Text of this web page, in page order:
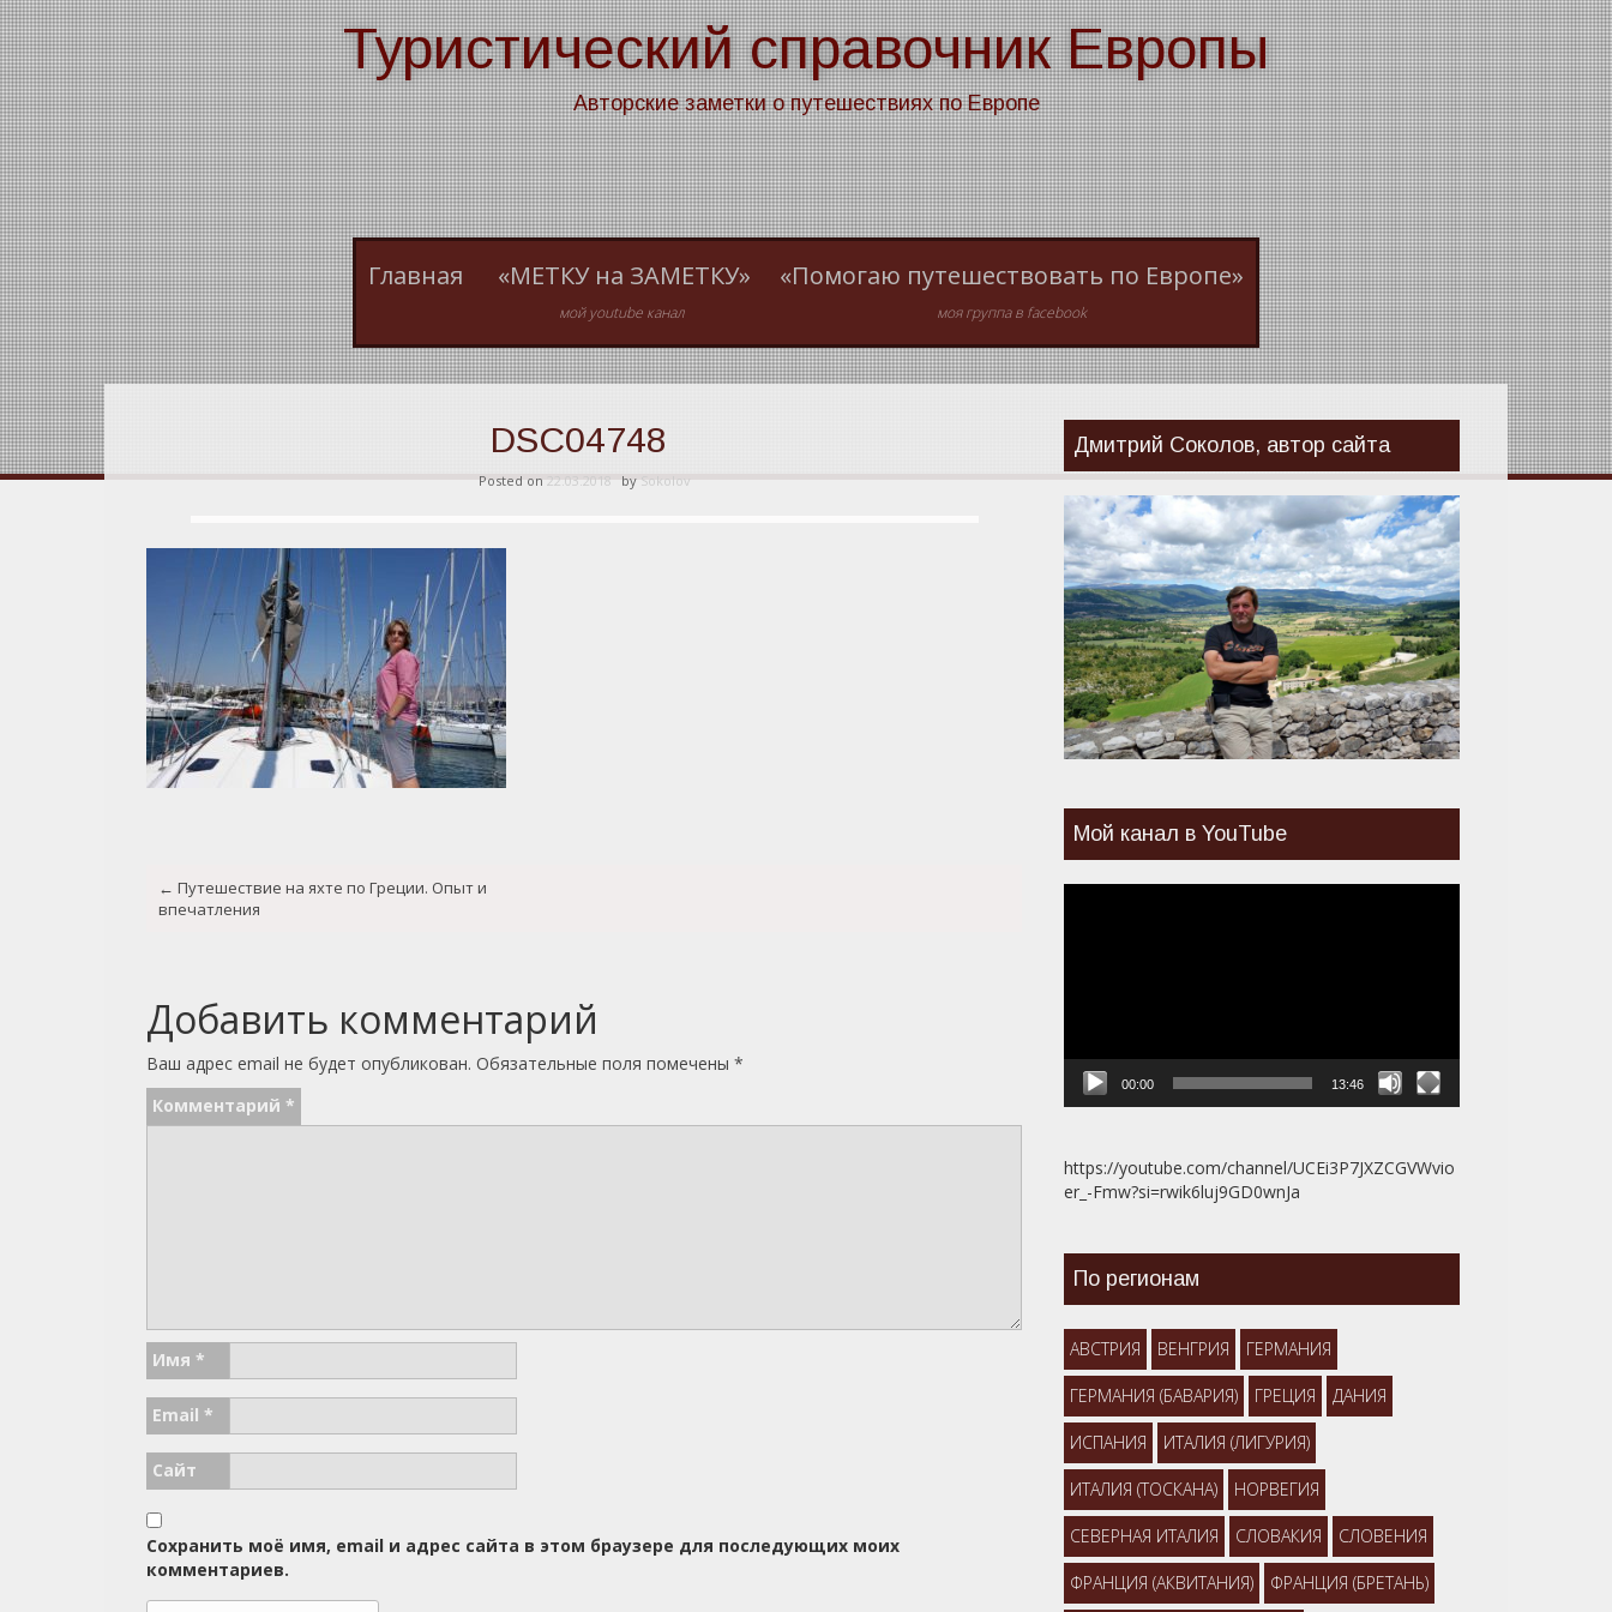
Skip
to
content
Туристический справочник Европы
Авторские заметки о путешествиях по Европе
Главная «МЕТКУ на ЗАМЕТКУ»
мой youtube канал
«Помогаю путешествовать по Европе»
моя группа в facebook
DSC04748
Posted on 22.03.2018 by Sokolov
navigation
← Путешествие на яхте по Греции. Опыт и
впечатления
Добавить комментарий
Ваш адрес email не будет опубликован. Обязательные поля помечены *
Комментарий *
Имя *
Email *
Сайт
Сохранить моё имя, email и адрес сайта в этом браузере для последующих моих
комментариев.
Дмитрий Соколов, автор сайта
Мой канал в YouTube
00:00 13:46
https://youtube.com/channel/UCEi3P7JXZCGVWvio
er_-Fmw?si=rwik6luj9GD0wnJa
По регионам
АВСТРИЯ ВЕНГРИЯ ГЕРМАНИЯ
ГЕРМАНИЯ (БАВАРИЯ) ГРЕЦИЯ ДАНИЯ
ИСПАНИЯ ИТАЛИЯ (ЛИГУРИЯ)
ИТАЛИЯ (ТОСКАНА) НОРВЕГИЯ
СЕВЕРНАЯ ИТАЛИЯ СЛОВАКИЯ СЛОВЕНИЯ
ФРАНЦИЯ (АКВИТАНИЯ) ФРАНЦИЯ (БРЕТАНЬ)